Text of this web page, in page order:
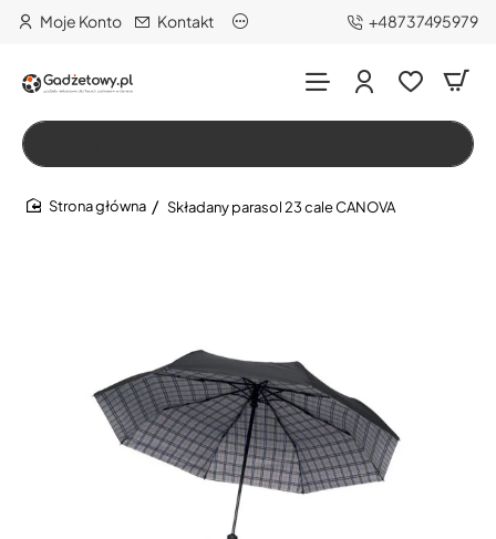
Moje Konto Kontakt +48737495979
Szukaj…
Składany parasol 23 cale CANOVA